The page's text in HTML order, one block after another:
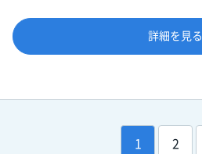
詳細を見る
1 2